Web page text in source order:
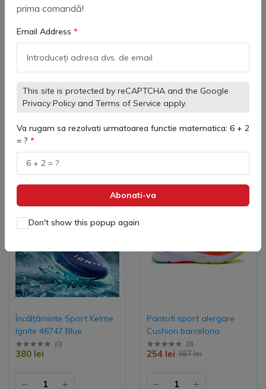
prima comandă!
Email Address
This site is protected by reCAPTCHA and the Google
Privacy Policy and Terms of Service apply.
Va rugam sa rezolvati urmatoarea functie matematica: 6 + 2
= ?
Abonati-va
Don't show this popup again
Pantofi de alergare Kelme
(0)
436 lei
366 lei
Adaugă in coş
Elastic
266 lei
Adaugă in coş
Încălțăminte Sport Kelme
Ignite 46747 Blue
(0)
380 lei
-34%
Pantofi sport alergare
Cushion barcelona
(0)
387 lei
254 lei